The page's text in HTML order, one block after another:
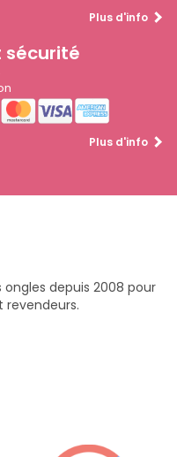
Plus d'info
sécurité
Plus d'info
depuis 2008 pour
revendeurs.